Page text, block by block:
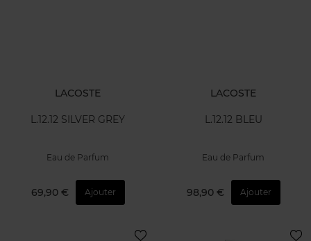
LACOSTE
L.12.12 SILVER GREY
Eau de Parfum
69,90 € Ajouter
LACOSTE
L.12.12 BLEU
Eau de Parfum
98,90 € Ajouter